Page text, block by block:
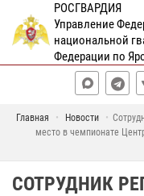
РОСГВАРДИЯ
Управление
национальной
Федерации по
Главная Новости
место в чемпионате
СОТРУДНИК